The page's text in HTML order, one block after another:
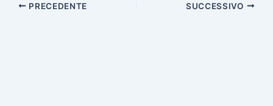
PRECEDENTE SUCCESSIVO